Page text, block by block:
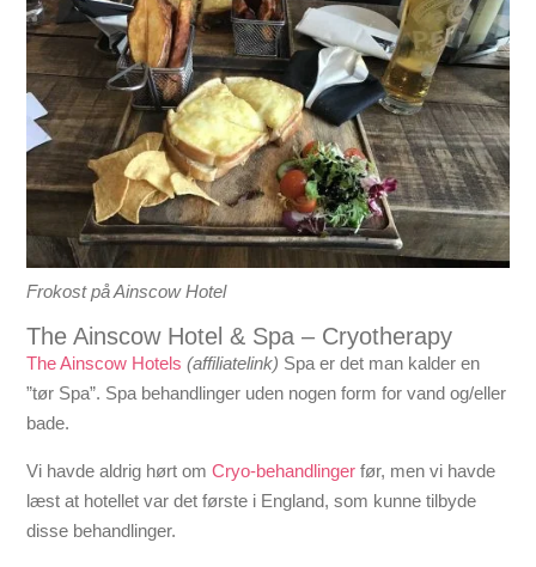
Frokost på Ainscow Hotel
The Ainscow Hotel & Spa – Cryotherapy
The Ainscow Hotels (affiliatelink) Spa er det man kalder en
”tør Spa”. Spa behandlinger uden nogen form for vand og/eller
bade.
Vi havde aldrig hørt omCryo-behandlinger før, men vi havde
læst at hotellet var det første i England, som kunne tilbyde
disse behandlinger.